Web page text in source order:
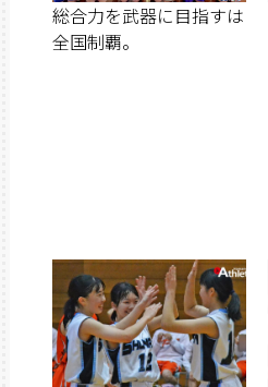
総合力を武器に目指すは
全国制覇。